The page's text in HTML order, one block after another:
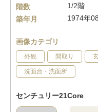
階数
1/2階
築年月
1974年
画像カテゴリ
外観 間取り
洗面台・洗面所
センチュリー21Core